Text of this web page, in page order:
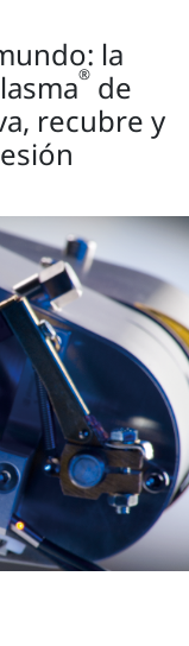
la
® de
recubre y